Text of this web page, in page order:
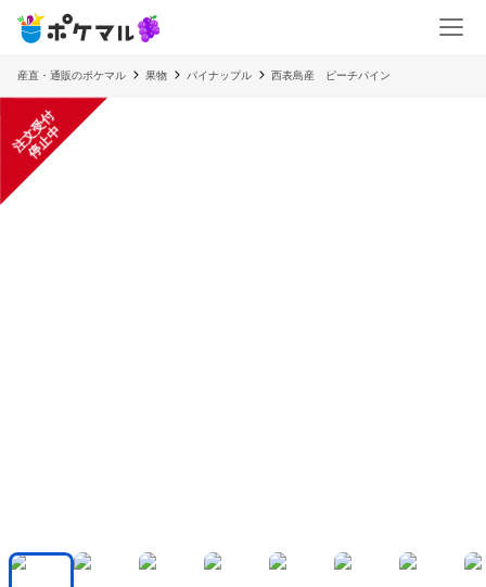
産直・通販のポケマル 果物 パイナップル 西表島産 ピーチパイン
注
文
受
付
停
止
中